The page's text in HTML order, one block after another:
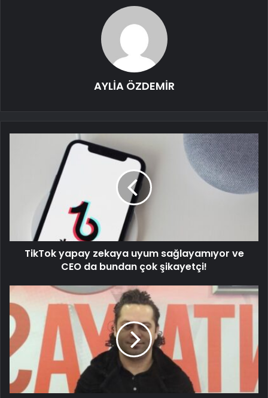
AYLİA ÖZDEMİR
TikTok yapay zekaya uyum sağlayamıyor ve
CEO da bundan çok şikayetçi!